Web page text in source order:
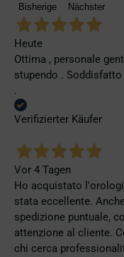
Bisherige Nächster
Heute
Ottima , personale
stupendo .
.
Verifizierter Käufer
Vor 4 Tagen
Ho acquistato
stata eccellente.
spedizione puntuale,
attenzione al cliente.
chi cerca